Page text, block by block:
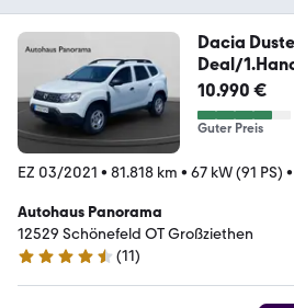
Dacia
Deal/
UX/Allwett
10.990 €
Guter Preis
EZ 03/2021 • 81.818 km • 67 kW (91 PS) •
Autohaus Panorama
12529 Schönefeld OT Großziethen
4.3 Sterne
(11)